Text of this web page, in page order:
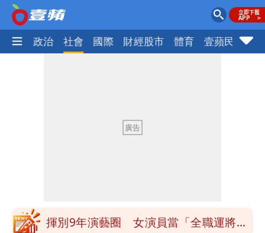
生活 政治 社會 國際 財經股市 體育 壹蘋民調
回1句笑翻10萬人
白海豚不放假「跟巴威差別在這裡」 蔣
揮別9年演藝圈 女演員當「全職運將」